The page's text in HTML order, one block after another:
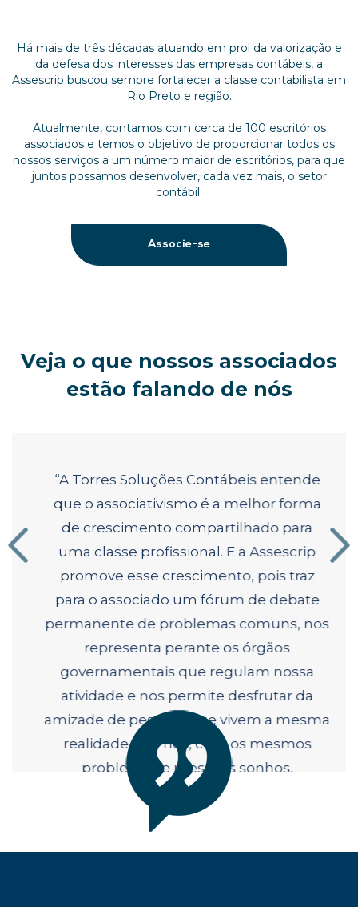
Há mais de três décadas atuando em prol da valorização e
da defesa dos interesses das empresas contábeis, a
Assescrip buscou sempre fortalecer a classe contabilista em
Rio Preto e região.
Atualmente, contamos com cerca de 100 escritórios
associados e temos o objetivo de proporcionar todos os
nossos serviços a um número maior de escritórios, para que
juntos possamos desenvolver, cada vez mais, o setor
contábil.
Associe-se
Veja o que nossos associados
estão falando de nós
“A Torres Soluções Contábeis entende
que o associativismo é a melhor forma
de crescimento compartilhado para
uma classe profissional. E a Assescrip
promove esse crescimento, pois traz
para o associado um fórum de debate
permanente de problemas comuns, nos
representa perante os órgãos
governamentais que regulam nossa
atividade e nos permite desfrutar da
amizade de pessoas que vivem a mesma
realidade que nós, com os mesmos
problemas e mesmos sonhos,
sendo parte importante na realização
desses e no enfrentamento das